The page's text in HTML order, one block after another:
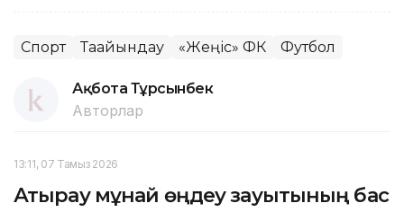
Спорт Тағайындау «Жеңіс» ФК Футбол
Ақбота Тұрсынбек
Авторлар
13:11, 07 Тамыз 2026
Атырау мұнай өңдеу зауытының бас